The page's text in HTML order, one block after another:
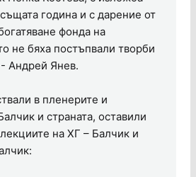
година и с дарение от
фонда на
не бяха постъпвали творби
Андрей Янев.
в пленерите и
и страната, оставили
на ХГ – Балчик и